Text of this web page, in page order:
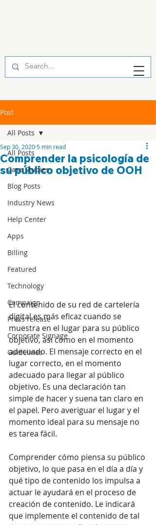
Post
All Posts
Case Studies
Blog Posts
Industry News
Help Center
Apps
Billing
Featured
Technology
Campaign
Press release
Corporate Signage
Guidelines
All Posts
Comprender la psicología de
su público objetivo de OOH
Sep 30, 20205 min read
El contenido de su red de cartelería
digital es más eficaz cuando se
muestra en el lugar para su público
objetivo, así como en el momento
adecuado. El mensaje correcto en el
lugar correcto, en el momento
adecuado para llegar al público
objetivo. Es una declaración tan
simple de hacer y suena tan claro en
el papel. Pero averiguar el lugar y el
momento ideal para su mensaje no
es tarea fácil.
Comprender cómo piensa su público
objetivo, lo que pasa en el día a día y
qué tipo de contenido los impulsa a
actuar le ayudará en el proceso de
creación de contenido. Le indicará
que implemente el contenido de tal